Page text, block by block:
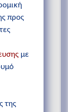
προς
με
της